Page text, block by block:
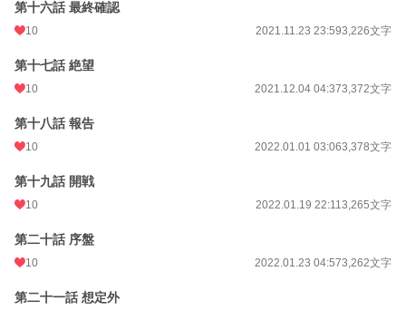
第十六話 最終確認
10 2021.11.23 23:593,226文字
第十七話 絶望
10 2021.12.04 04:373,372文字
第十八話 報告
10 2022.01.01 03:063,378文字
第十九話 開戦
10 2022.01.19 22:113,265文字
第二十話 序盤
10 2022.01.23 04:573,262文字
第二十一話 想定外